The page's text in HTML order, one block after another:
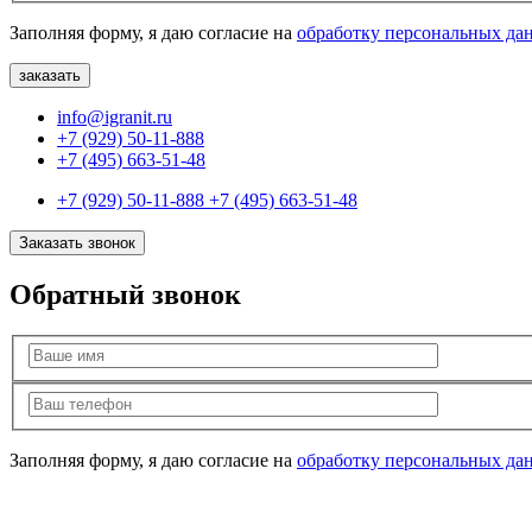
Заполняя форму, я даю согласие на обработку персональных
info@igranit.ru
+7 (929) 50-11-888
+7 (495) 663-51-48
+7 (929) 50-11-888 +7 (495) 663-51-48
Заказать звонок
Обратный звонок
Заполняя форму, я даю согласие на обработку персональных